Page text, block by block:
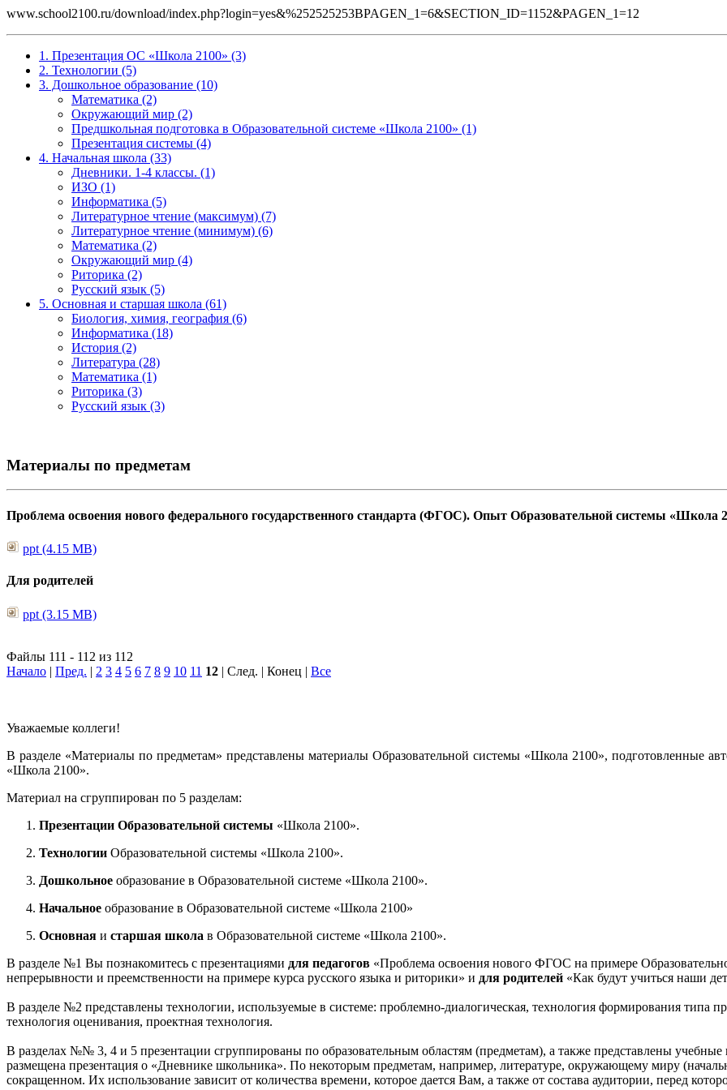
www.school2100.ru/download/index.php?login=yes&%252525253BPAGEN_1=6&SECTION_ID=1152&PAGEN_1=12
1. Презентация ОС «Школа 2100» (3)
2. Технологии (5)
3. Дошкольное образование (10)
Математика (2)
Окружающий мир (2)
Предшкольная подготовка в Образовательной системе «Школа 2100» (1)
Презентация системы (4)
4. Начальная школа (33)
Дневники. 1-4 классы. (1)
ИЗО (1)
Информатика (5)
Литературное чтение (максимум) (7)
Литературное чтение (минимум) (6)
Математика (2)
Окружающий мир (4)
Риторика (2)
Русский язык (5)
5. Основная и старшая школа (61)
Биология, химия, география (6)
Информатика (18)
История (2)
Литература (28)
Математика (1)
Риторика (3)
Русский язык (3)
Материалы по предметам
Проблема освоения нового федерального государственного стандарта (ФГОС). Опыт Образовательной системы «Школа
ppt (4.15 MB)
Для родителей
ppt (3.15 MB)
Файлы 111 - 112 из 112
Начало | Пред. | 2 3 4 5 6 7 8 9 10 11 12 | След. | Конец | Все
Уважаемые коллеги!
В разделе «Материалы по предметам» представлены материалы Образовательной системы «Школа 2100», подготовленные
«Школа 2100».
Материал на сгруппирован по 5 разделам:
Презентации Образовательной системы «Школа 2100».
Технологии Образовательной системы «Школа 2100».
Дошкольное образование в Образовательной системе «Школа 2100».
Начальное образование в Образовательной системе «Школа 2100»
Основная и старшая школа в Образовательной системе «Школа 2100».
В разделе №1 Вы познакомитесь с презентациями для педагогов «Проблема освоения нового ФГОС на примере
непрерывности и преемственности на примере курса русского языка и риторики» и для родителей «Как будут учиться наши
В разделе №2 представлены технологии, используемые в системе: проблемно-диалогическая, технология формирования типа
технология оценивания, проектная технология.
В разделах №№ 3, 4 и 5 презентации сгруппированы по образовательным областям (предметам), а также представлены
размещена презентация о «Дневнике школьника». По некоторым предметам, например, литературе, окружающему миру
сокращенном. Их использование зависит от количества времени, которое дается Вам, а также от состава аудитории, перед